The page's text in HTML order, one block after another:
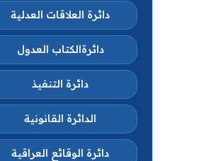
دائرة العلاقات العدلية
دائرةالكتاب العدول
دائرة التنفيذ
الدائرة القانونية
دائرة الوقائع العراقية